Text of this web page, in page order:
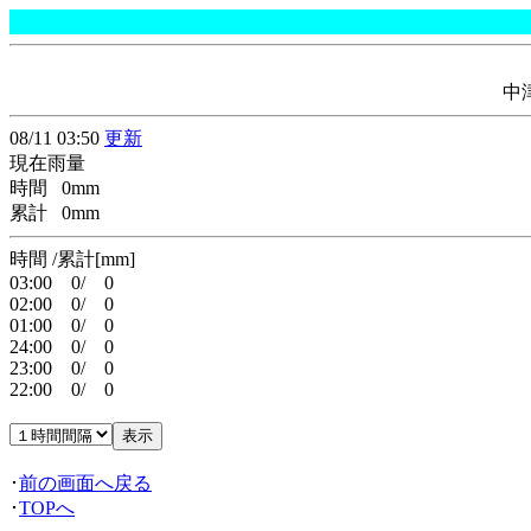
中
08/11 03:50 更新
現在雨量
時間 0mm
累計 0mm
時間 /累計[mm]
03:00 0/ 0
02:00 0/ 0
01:00 0/ 0
24:00 0/ 0
23:00 0/ 0
22:00 0/ 0
･前の画面へ戻る
･TOPへ